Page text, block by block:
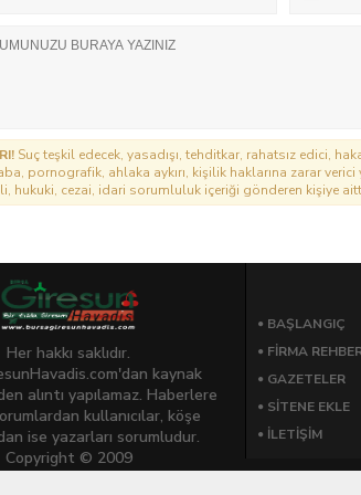
Suç teşkil edecek, yasadışı, tehditkar, rahatsız edici,
pornografik, ahlaka aykırı, kişilik haklarına zarar
hukuki, cezai, idari sorumluluk içeriği gönderen kişiye
Her hakkı saklıdır.
kaynak
alıntı yapılamaz. Haberlere
kullanıcılar, köşe
ise yazarları sorumludur.
Copyright © 2009
BAŞLANGIÇ
FİRMA
GAZETELER
SİTENE EKLE
İLETİŞİM